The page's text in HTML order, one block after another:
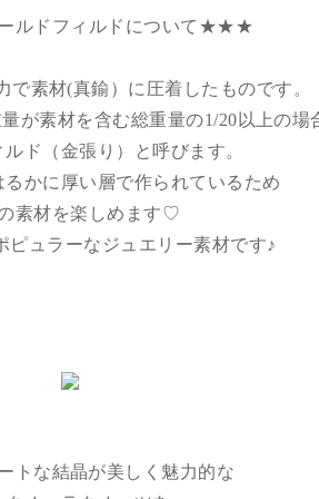
ルドフィルドについて★★★
で素材(真鍮）に圧着したものです。
が素材を含む総重量の1/20以上の場
ド（金張り）と呼びます。
かに厚い層で作られているため
素材を楽しめます♡
ピュラーなジュエリー素材です♪
トな結晶が美しく魅力的な